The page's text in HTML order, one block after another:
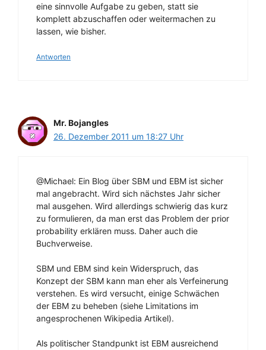
eine sinnvolle Aufgabe zu geben, statt sie
komplett abzuschaffen oder weitermachen zu
lassen, wie bisher.
Antworten
Mr. Bojangles
26. Dezember 2011 um 18:27 Uhr
@Michael: Ein Blog über SBM und EBM ist sicher
mal angebracht. Wird sich nächstes Jahr sicher
mal ausgehen. Wird allerdings schwierig das kurz
zu formulieren, da man erst das Problem der prior
probability erklären muss. Daher auch die
Buchverweise.
SBM und EBM sind kein Widerspruch, das
Konzept der SBM kann man eher als Verfeinerung
verstehen. Es wird versucht, einige Schwächen
der EBM zu beheben (siehe Limitations im
angesprochenen Wikipedia Artikel).
Als politischer Standpunkt ist EBM ausreichend